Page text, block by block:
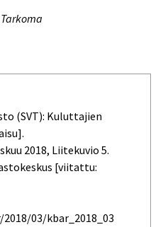
(SVT): Kuluttajien
2018, Liitekuvio 5.
[viitattu:
03/kbar_2018_03